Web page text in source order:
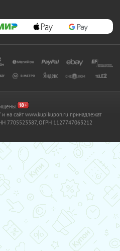
на сайт www.kupikupon.ru принадлежат
7705523387, ОГРН 1127747063212